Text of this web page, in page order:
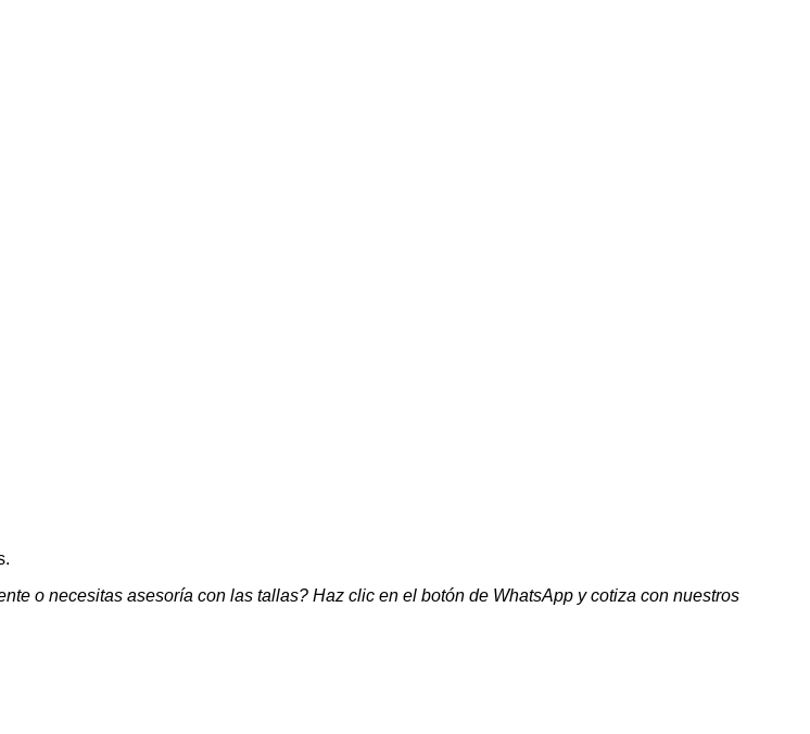
o necesitas asesoría con las tallas? Haz clic en el botón de WhatsApp y cotiza con nuestros